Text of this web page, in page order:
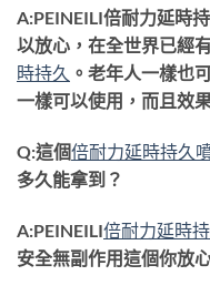
A:PEINEILI倍耐力延時
以放心，在全世界已經
時持久 。老年人一樣也
一樣可以使用，而且效
Q:這個倍耐力延時持久
多久能拿到？
A:PEINEILI倍耐力延時
安全無副作用這個你放